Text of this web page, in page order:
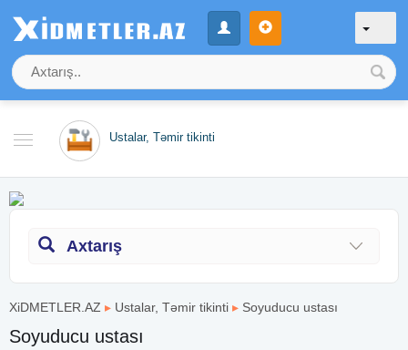
Ustalar, Təmir tikinti
Axtarış
XiDMETLER.AZ ▸ Ustalar, Təmir tikinti ▸ Soyuducu ustası
Soyuducu ustası